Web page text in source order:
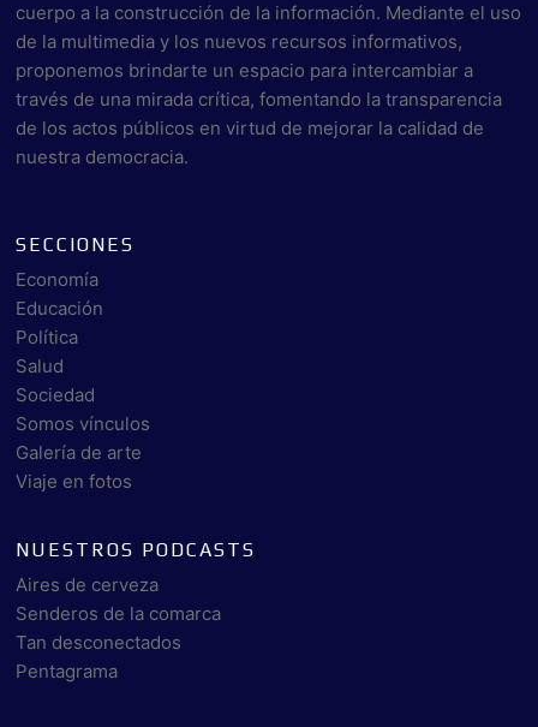
cuerpo a la construcción de la información. Mediante el uso
de la multimedia y los nuevos recursos informativos,
proponemos brindarte un espacio para intercambiar a
través de una mirada crítica, fomentando la transparencia
de los actos públicos en virtud de mejorar la calidad de
nuestra democracia.
SECCIONES
Economía
Educación
Política
Salud
Sociedad
Somos vínculos
Galería de arte
Viaje en fotos
NUESTROS PODCASTS
Aires de cerveza
Senderos de la comarca
Tan desconectados
Pentagrama